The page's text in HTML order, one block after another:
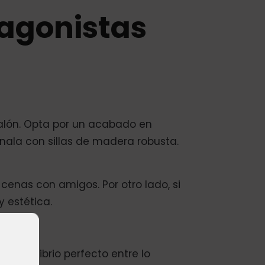
Opta por un acabado en
con sillas de madera robusta.
con amigos. Por otro lado, si
estética.
equilibrio perfecto entre lo